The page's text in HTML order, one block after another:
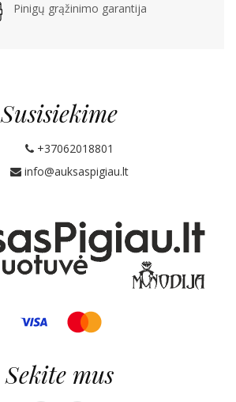
Pinigų grąžinimo garantija
Susisiekime
+37062018801
info@auksaspigiau.lt
Sekite mus